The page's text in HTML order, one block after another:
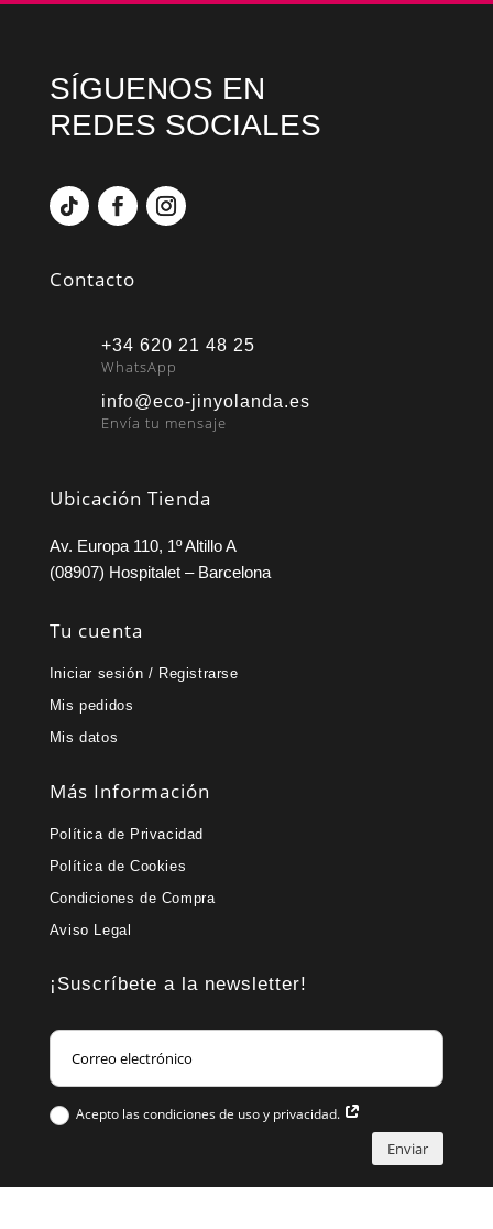
SÍGUENOS EN
REDES SOCIALES
Contacto
+34 620 21 48 25
WhatsApp
info@eco-jinyolanda.es
Envía tu mensaje
Ubicación Tienda
Av. Europa 110, 1º Altillo A
(08907) Hospitalet – Barcelona
Tu cuenta
Iniciar sesión / Registrarse
Mis pedidos
Mis datos
Más Información
Política de Privacidad
Política de Cookies
Condiciones de Compra
Aviso Legal
¡Suscríbete a la newsletter!
Acepto las condiciones de uso y privacidad.
Enviar